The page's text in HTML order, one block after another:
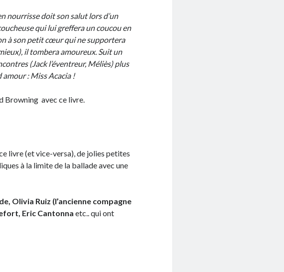
nourrisse doit son salut lors d’un
qui lui greffera un coucou en
à son petit cœur qui ne supportera
il tombera amoureux. Suit un
(Jack l’éventreur, Méliès) plus
amour : Miss Acacia !
Browning avec ce livre.
livre (et vice-versa), de jolies petites
à la limite de la ballade avec une
Olivia Ruiz (l’ancienne compagne
Eric Cantonna etc.. qui ont